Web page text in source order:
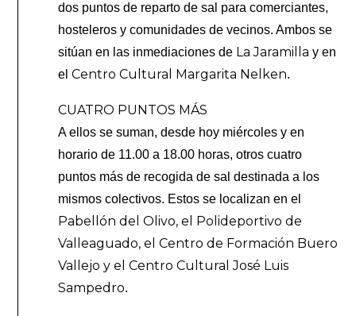
dos puntos de reparto de sal para comerciantes,
hosteleros y comunidades de vecinos. Ambos se
sitúan en las inmediaciones de La Jaramilla y en
elCentro Cultural Margarita Nelken.
CUATRO PUNTOS MÁS
A ellos se suman, desde hoy miércoles y en
horario de 11.00 a 18.00 horas, otros cuatro
puntos más de recogida de sal destinada a los
mismos colectivos. Estos se localizan en el
Pabellón del Olivo, el Polideportivo de
Valleaguado, el Centro de Formación Buero
Vallejo y el Centro Cultural José Luis
Sampedro.